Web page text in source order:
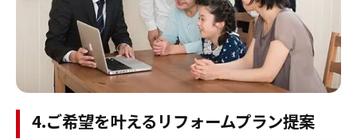
4.ご希望を叶えるリフォームプラン提案